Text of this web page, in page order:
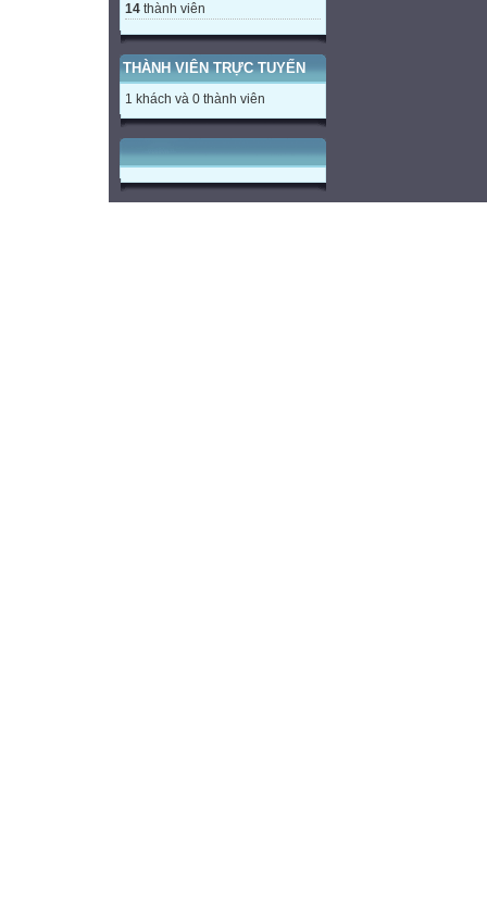
14 thành viên
THÀNH VIÊN TRỰC TUYẾN
1 khách và 0 thành viên